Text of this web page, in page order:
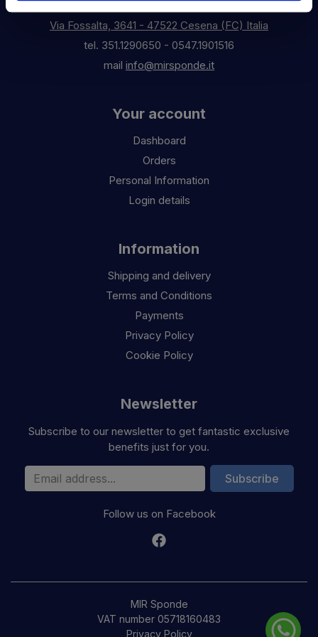
Via Fossalta, 3641 - 47522 Cesena (FC) Italia
tel. 351.1290650 - 0547.1901516
mail info@mirsponde.it
Your account
Dashboard
Orders
Personal Information
Login details
Information
Shipping and delivery
Terms and Conditions
Payments
Privacy Policy
Cookie Policy
Newsletter
Subscribe to our newsletter to get fantastic exclusive
benefits just for you.
Email Address Subscribe
Follow us on Facebook
MIR Sponde
VAT number 05718160483
Privacy Policy